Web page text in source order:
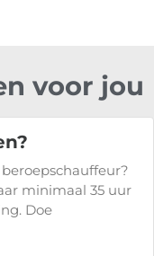
voor jou
minimaal 35 uur
Doe